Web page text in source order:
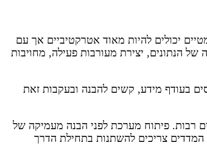
יכולים להיות מאוד אטרקטיביים אך עם
של הנתונים, יצירת מעורבות פעילה, מחויבות
בעודף מידע, קשים להבנה ובעקבות זאת
רבות. פיתוח מערכת לפני הבנה מעמיקה של
המדדים צריכים להשתנות בתחילת הדרך